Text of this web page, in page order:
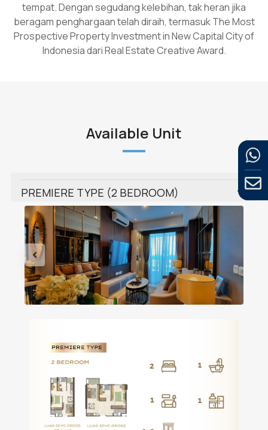
tempat. Dengan segudang kelebihan, tak heran jika
beragam penghargaan telah diraih, termasuk The Most
Prospective Property Investment in New Capital City of
Indonesia dari Real Estate Creative Award.
Available Unit
PREMIERE TYPE (2 BEDROOM)